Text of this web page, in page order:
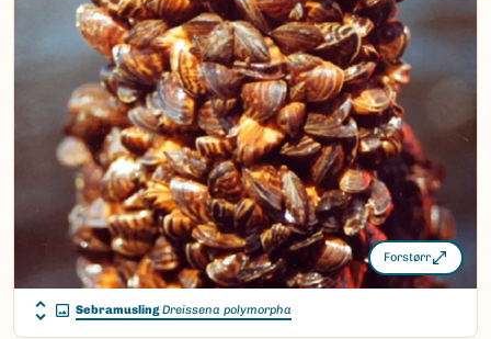
Vitenskapelig navn ID:472
Takson ID:472
Gå til Nortaxa for flere detaljer
(Ekstern lenke)
Forstørr
Sebramusling Dreissena polymorpha